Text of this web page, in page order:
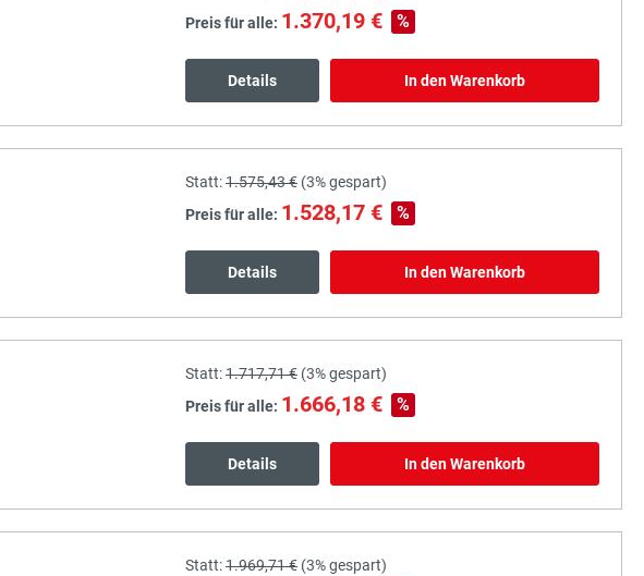
Preis für alle: 1.370,19 € %
Details In den Warenkorb
Statt:1.575,43 € (3%gespart)
Preis für alle: 1.528,17 € %
Details In den Warenkorb
Statt:1.717,71 € (3%gespart)
Preis für alle: 1.666,18 € %
Details In den Warenkorb
Statt:1.969,71 € (3%gespart)